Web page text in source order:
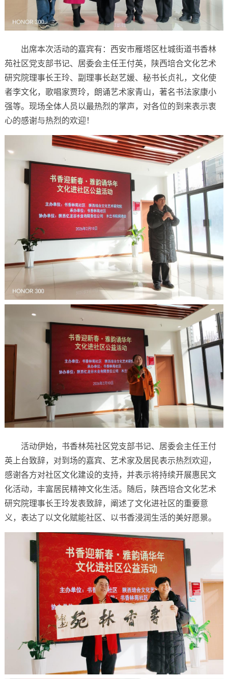
出席本次活动的嘉宾有：西安市雁塔区杜城街道书香林
苑社区党支部书记、居委会主任王付英，陕西培合文化艺术
研究院理事长王玲、副理事长赵艺媛、秘书长贞礼，文化使
者李文化，歌唱家贾玲，朗诵艺术家青山，著名书法家康小
强等。现场全体人员以最热烈的掌声，对各位的到来表示衷
心的感谢与热烈的欢迎！
活动伊始，书香林苑社区党支部书记、居委会主任王付
英上台致辞，对到场的嘉宾、艺术家及居民表示热烈欢迎，
感谢各方对社区文化建设的支持，并表示将持续开展惠民文
化活动，丰富居民精神文化生活。随后，陕西培合文化艺术
研究院理事长王玲发表致辞，阐述了文化进社区的重要意
义，表达了以文化赋能社区、以书香浸润生活的美好愿景。